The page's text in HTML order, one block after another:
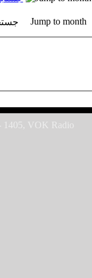
Jump to month
1405, VOK Radio